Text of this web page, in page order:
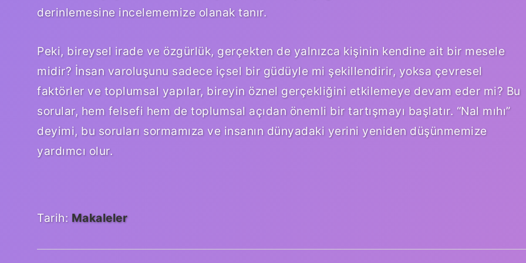
derinlemesine incelememize olanak tanır.
Peki, bireysel irade ve özgürlük, gerçekten de yalnızca kişinin kendine ait bir mesele
midir? İnsan varoluşunu sadece içsel bir güdüyle mi şekillendirir, yoksa çevresel
faktörler ve toplumsal yapılar, bireyin öznel gerçekliğini etkilemeye devam eder mi? Bu
sorular, hem felsefi hem de toplumsal açıdan önemli bir tartışmayı başlatır. “Nal mıhı”
deyimi, bu soruları sormamıza ve insanın dünyadaki yerini yeniden düşünmemize
yardımcı olur.
Tarih: Makaleler